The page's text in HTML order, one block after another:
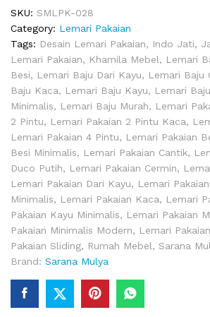
SKU: SMLPK-028
Category: Lemari Pakaian
Tags: Desain Lemari Pakaian, Indo Jati,
Lemari Pakaian, Khamila Mebel, Lemari
Besi, Lemari Baju Dari Kayu, Lemari Baju
Baju Kaca, Lemari Baju Kayu, Lemari
Minimalis, Lemari Baju Murah, Lemari
2 Pintu, Lemari Pakaian 2 Pintu Kaca,
Lemari Pakaian 4 Pintu, Lemari Pakaian
Besi Minimalis, Lemari Pakaian Cantik,
Duco Putih, Lemari Pakaian Cermin,
Lemari Pakaian Dari Kayu, Lemari
Minimalis, Lemari Pakaian Kaca, Lemari
Pakaian Kayu Minimalis, Lemari Pakaian
Pakaian Minimalis Modern, Lemari
Pakaian Sliding, Rumah Mebel, Sarana
Brand: Sarana Mulya